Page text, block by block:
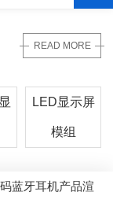
READ MORE
LED显示屏
模组